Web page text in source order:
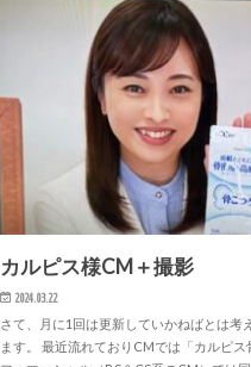
カルピス様CM＋撮影
2024.03.22
さて、月に1回は更新していかねばとは考
ます。 最近流れておりCMでは「カルピ